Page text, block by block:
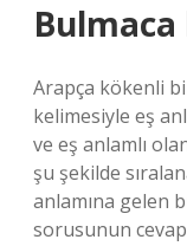
Bulmaca
Arapça kökenli
kelimesiyle eş
ve eş anlamlı
şu şekilde
anlamına gelen
sorusunun